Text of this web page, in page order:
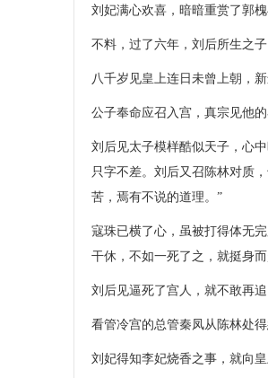
刘妃满心欢喜，暗暗重赏了郭
不料，过了六年，刘后所生之
八千岁见皇上连日未曾上朝，
公子奉命应召入宫，真宗见他
刘后见太子模样酷似天子，心
只字不差。刘后又召陈林对质
苦，焉有不说的道理。”
寇珠已横了心，虽被打得体无
干休，不如一死了之，就挺身而
刘后见逼死了宫人，就不敢再
看管冷宫的总管秦凤从陈林处
刘妃得知李妃烧香之事，就向